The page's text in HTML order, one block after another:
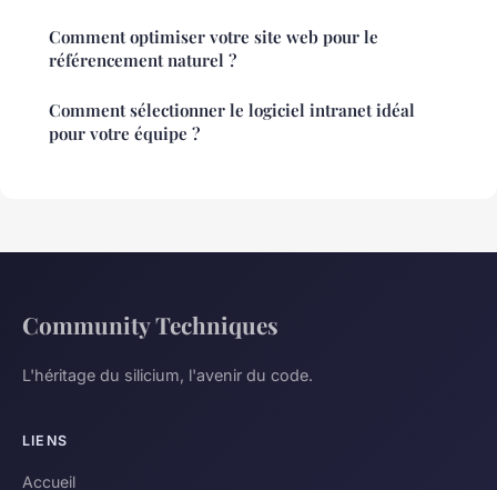
Comment optimiser votre site web pour le
référencement naturel ?
Comment sélectionner le logiciel intranet idéal
pour votre équipe ?
Community Techniques
L'héritage du silicium, l'avenir du code.
LIENS
Accueil